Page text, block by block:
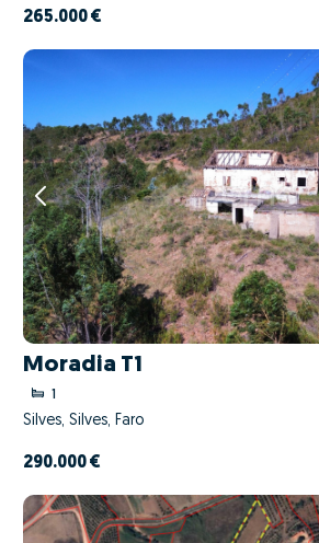
265.000 €
Moradia T1
1
Silves, Silves, Faro
290.000 €